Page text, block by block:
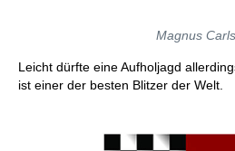
Magnus
Leicht dürfte eine Aufholjagd
ist einer der besten Blitzer der Welt.